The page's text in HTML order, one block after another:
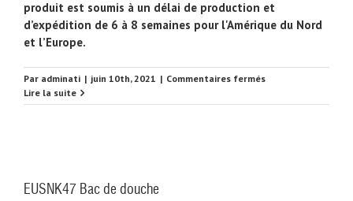
produit est soumis à un délai de production et
d’expédition de 6 à 8 semaines pour l'Amérique du Nord
et l’Europe.
Par adminati | juin 10th, 2021 | Commentaires ferméssur
Bac
Lire la suite
EUSNK47 Bac de douche